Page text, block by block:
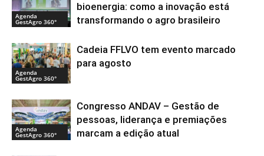
Agenda
GestAgro 360°
bioenergia: como a inovação está
transformando o agro brasileiro
Agenda
GestAgro 360°
Cadeia FFLVO tem evento marcado
para agosto
Agenda
GestAgro 360°
Congresso ANDAV – Gestão de
pessoas, liderança e premiações
marcam a edição atual